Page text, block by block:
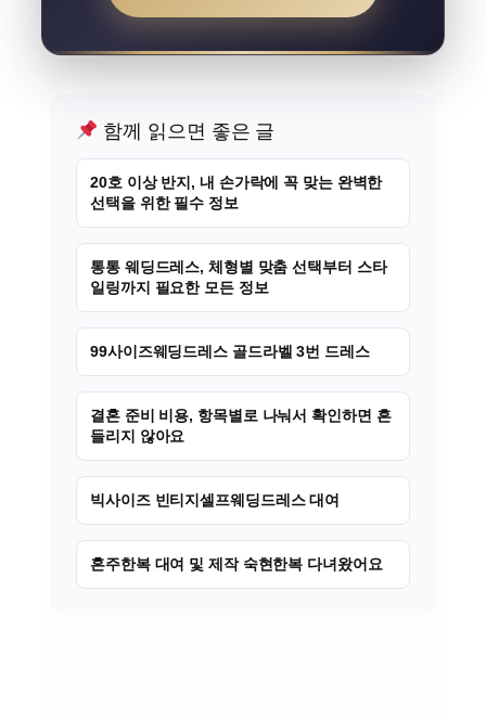
함께 읽으면 좋은 글
20호 이상 반지, 내 손가락에 꼭 맞는 완벽한
선택을 위한 필수 정보
통통 웨딩드레스, 체형별 맞춤 선택부터 스타
일링까지 필요한 모든 정보
99사이즈웨딩드레스 골드라벨 3번 드레스
결혼 준비 비용, 항목별로 나눠서 확인하면 흔
들리지 않아요
빅사이즈 빈티지셀프웨딩드레스 대여
혼주한복 대여 및 제작 숙현한복 다녀왔어요